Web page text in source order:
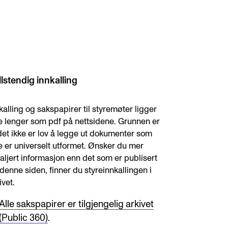
av NMH
og komitéer
planer og rapporter
gjør hva i administrasjonen
innkalling
og sakspapirer til styremøter ligger
lenger som pdf på nettsidene. Grunnen er
ikke er lov å legge ut dokumenter som
er universelt utformet. Ønsker du mer
informasjon enn det som er publisert
siden, finner du styreinnkallingen i
sakspapirer er tilgjengelig arkivet
360).